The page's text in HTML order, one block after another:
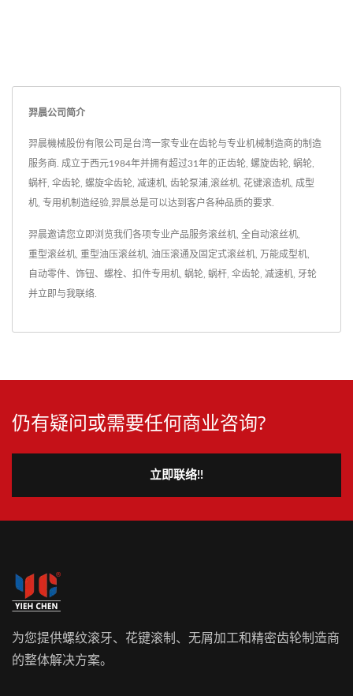
羿晨公司简介
羿晨機械股份有限公司是台湾一家专业在齿轮与专业机械制造商的制造
服务商. 成立于西元1984年并拥有超过31年的正齿轮, 螺旋齿轮, 蜗轮,
蜗杆, 伞齿轮, 螺旋伞齿轮, 减速机, 齿轮泵浦,滚丝机, 花键滚造机, 成型
机, 专用机制造经验,羿晨总是可以达到客户各种品质的要求.
羿晨邀请您立即浏览我们各项专业产品服务滚丝机 全自动滚丝机
重型滚丝机 重型油压滚丝机 油压滚通及固定式滚丝机 万能成型机
自动零件、饰钮、螺栓、扣件专用机 蜗轮 蜗杆 伞齿轮 减速机 牙轮
并 立即与我联络
仍有疑问或需要任何商业咨询?
立即联络!!
为您提供螺纹滚牙、花键滚制、无屑加工和精密齿轮制造商
的整体解决方案。